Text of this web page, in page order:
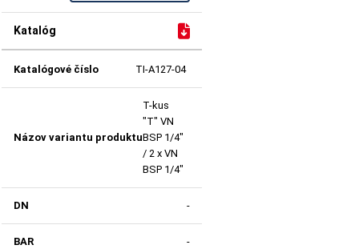
TI-A127-04
T-kus
"T" VN
BSP 1/4"
/ 2 x VN
BSP 1/4"
-
-